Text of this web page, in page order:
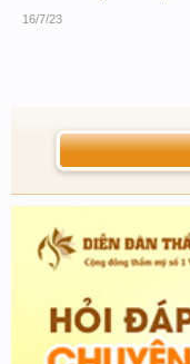
16/7/23